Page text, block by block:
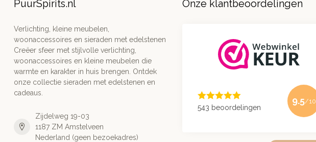
PuurSpirits.nl
Verlichting, kleine meubelen,
woonaccessoires en sieraden met edelstenen
Creëer sfeer met stijlvolle verlichting,
woonaccessoires en kleine meubelen die
warmte en karakter in huis brengen. Ontdek
onze collectie sieraden met edelstenen en
cadeaus.
Zijdelweg 19-03
1187 ZM Amstelveen
Nederland (geen bezoekadres)
Onze klantbeoordelingen
543 beoordelingen
9.5/10